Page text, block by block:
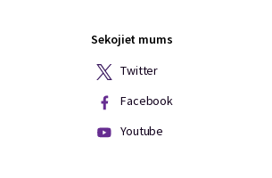
Sekojiet mums
Twitter
Facebook
Youtube